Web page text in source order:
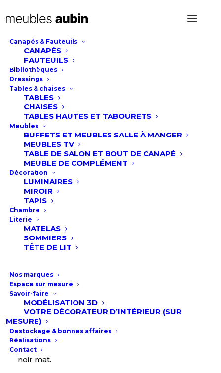
Canapés & Fauteuils
CANAPÉS
FAUTEUILS
Bibliothèques
Dressings
Tables & chaises
TABLES
CHAISES
TABLES HAUTES ET TABOURETS
Meubles
BUFFETS ET MEUBLES SALLE À MANGER
MEUBLES TV
TABLE DE SALON ET BOUT DE CANAPÉ
MEUBLE DE COMPLÉMENT
Décoration
LUMINAIRES
MIROIR
TAPIS
Chambre
Literie
MATELAS
SOMMIERS
TÊTE DE LIT
Nos marques
Espace sur mesure
Savoir-faire
MODÉLISATION 3D
VOTRE DÉCORATEUR D’INTÉRIEUR (SUR
MESURE)
Destockage & bonnes affaires
Réalisations
Contact
Tables basses Dota
Ces deux jolies petites tables basses en
céramique se compose de deux éléments
ronds superposables au design élégant et
graphique. Le plateau supérieur, en céramique
effet marbre beige et brun, contraste
harmonieusement avec le plateau inférieur noir
veiné. Leur structure métallique fine et
circulaire permet de glisser l’un sous l’autre
pour un gain de place, tout en apportant une
touche chic et contemporaine à votre intérieur.
Vous aurez la possibilité de choisir entre
différents coloris de céramique et il est aussi
petite et la grande table.
Caractéristiques :
Plateau céramique de 3 ou 6 mm collée sur un
verre de 6 mm, ou céramique pleine masse de
11 mm. plusieurs coloris possibles.
Piétement : Métal avec une finition acier laqué
noir mat.